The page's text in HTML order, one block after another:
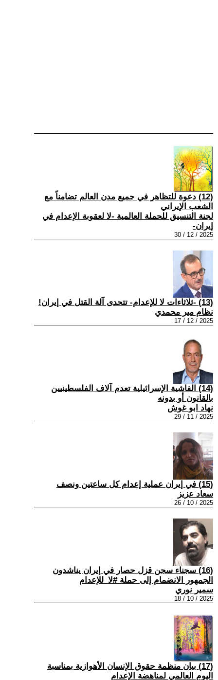
(12) دعوة للتظاهر في جميع مدن العالم تضامناً مع
الشعب الإيراني
لجنة التنسيق للحملة العالمية -لا لعقوبة الإعدام في
إيران-
2025 / 12 / 30
(13) -ثلاثاءات لا للإعدام- تتحدى آلة القتل في إيران!
نظام مير محمدي
2025 / 12 / 17
(14) الفاشية الإسرائيلية تعدم آلاف الفلسطينيين
بالقانون أو بدونه
نهاد ابو غوش
2025 / 11 / 29
(15) في إيران عملية إعدام كل ساعتين ونصف
سعاد عزيز
2025 / 10 / 26
(16) سجناء سجن قزل حصار في إيران يناشدون
الجمهور الانضمام إلى حملة #لا_للإعدام
سمير نوري
2025 / 10 / 18
(17) بيان منظمة حقوق الإنسان الأهوازية بمناسبة
اليوم العالمي لمناهضة الإعدام